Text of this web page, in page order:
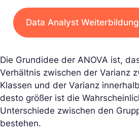
Data Analyst
Die Grundidee der ANOVA ist,
Verhältnis zwischen der Varianz
Klassen und der Varianz
desto größer ist die
Unterschiede zwischen den
bestehen.